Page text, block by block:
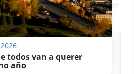
entre dos árboles tras caer
2026
todos van a querer
año